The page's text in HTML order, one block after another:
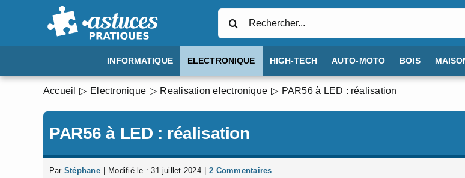
INFORMATIQUE ELECTRONIQUE HIGH-TECH AUTO-MOTO BOIS
Accueil Electronique Realisation electronique PAR56 à LED : réalisation
PAR56 à LED : réalisation
Par Stéphane Modifié le : 31 juillet 2024 2 Commentaires